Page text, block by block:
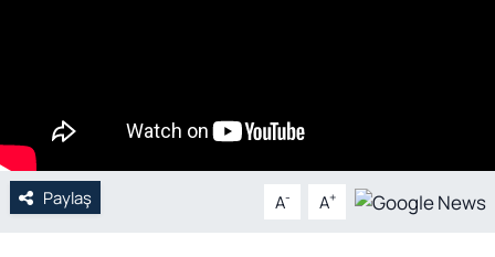
Paylaş A- A+
POLİTİKA
Siyaset